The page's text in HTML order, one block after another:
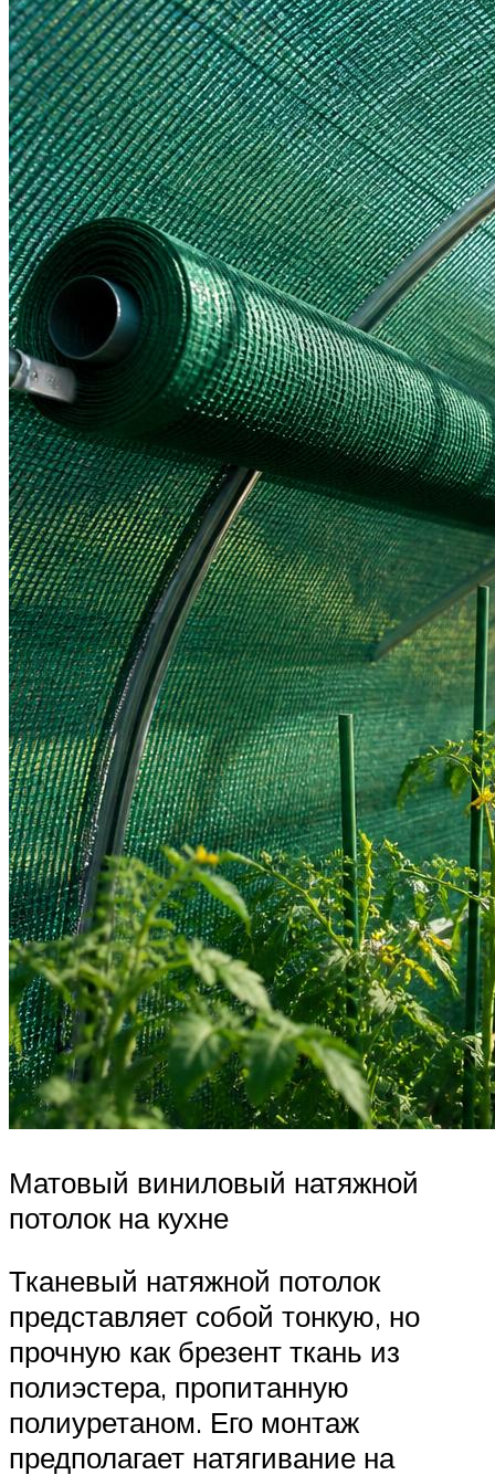
Матовый виниловый натяжной
потолок на кухне
Тканевый натяжной потолок
представляет собой тонкую, но
прочную как брезент ткань из
полиэстера, пропитанную
полиуретаном. Его монтаж
предполагает натягивание на